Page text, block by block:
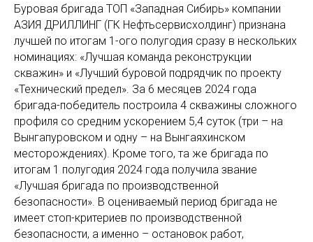
Буровая бригада ТОП «Западная Сибирь» компании
АЗИЯ ДРИЛЛИНГ (ГК Нефтьсервисхолдинг) признана
лучшей по итогам 1-ого полугодия сразу в нескольких
номинациях: «Лучшая команда реконструкции
скважин» и «Лучший буровой подрядчик по проекту
«Технический предел». За 6 месяцев 2024 года
бригада-победитель построила 4 скважины сложного
профиля со средним ускорением 5,4 суток (три – на
Вынгапуровском и одну – на Вынгаяхинском
месторождениях). Кроме того, та же бригада по
итогам 1 полугодия 2024 года получила звание
«Лучшая бригада по производственной
безопасности». В оцениваемый период бригада не
имеет стоп-критериев по производственной
безопасности, а именно – остановок работ,